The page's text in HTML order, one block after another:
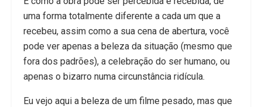
uma forma totalmente diferente a cada um que a
recebeu, assim como a sua cena de abertura, você
pode ver apenas a beleza da situação (mesmo que
fora dos padrões), a celebração do ser humano, ou
apenas o bizarro numa circunstância ridícula.
Eu vejo aqui a beleza de um filme pesado, mas que